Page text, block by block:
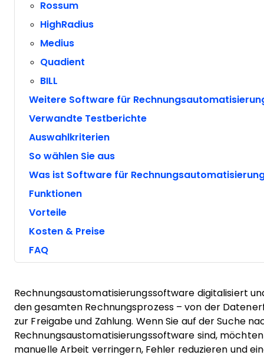
Rossum
HighRadius
Medius
Quadient
BILL
Weitere Software für
Verwandte Testberichte
Auswahlkriterien
So wählen Sie aus
Was ist Software für
Funktionen
Vorteile
Kosten & Preise
FAQ
Rechnungsaustomatisierungssoftware digitalisiert
den gesamten Rechnungsprozess – von der
zur Freigabe und Zahlung. Wenn Sie auf der Suche
Rechnungsaustomatisierungssoftware sind,
manuelle Arbeit verringern, Fehler reduzieren und